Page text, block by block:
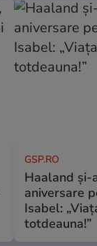
GSP.RO
Haaland
aniversare
Isabel:
totdeauna!”